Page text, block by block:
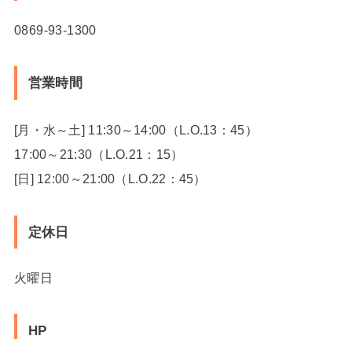
0869-93-1300
営業時間
[月・水～土] 11:30～14:00（L.O.13：45）
17:00～21:30（L.O.21：15）
[日] 12:00～21:00（L.O.22：45）
定休日
火曜日
HP